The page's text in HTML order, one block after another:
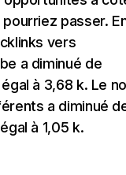
passer.
vers
a diminué de
à 3,68 k. Le
a diminué
à 1,05 k.